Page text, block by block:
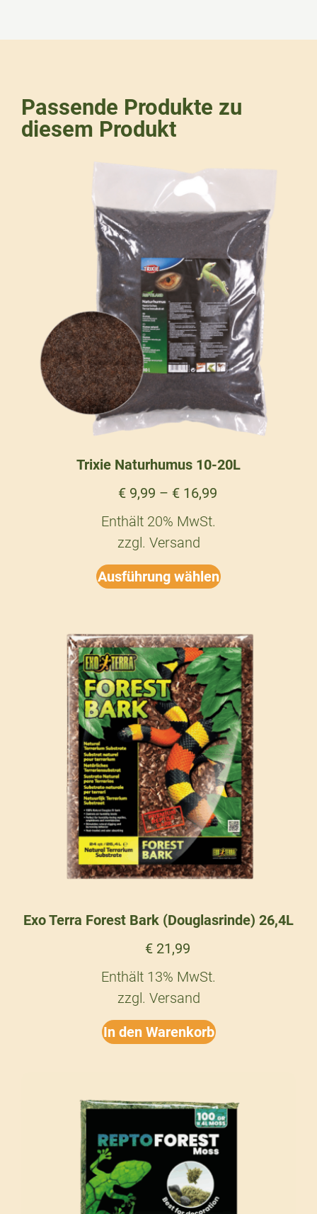
Passende Produkte zu
diesem Produkt
Trixie Naturhumus 10-20L
€9,99 – €16,99
Enthält 20% MwSt.
zzgl. Versand
Ausführung wählen
Exo Terra Forest Bark (Douglasrinde) 26,4L
€21,99
Enthält 13% MwSt.
zzgl. Versand
In den Warenkorb